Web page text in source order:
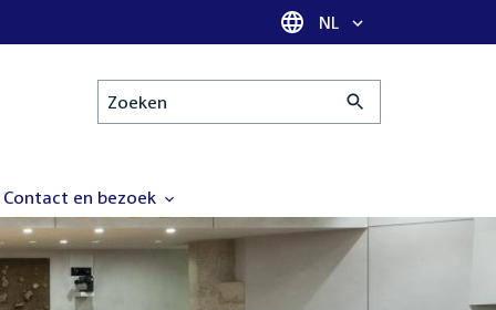
Taal selectie
NL
Zoeken
Contact en bezoek